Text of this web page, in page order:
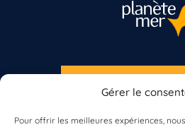
Gérer le
Pour offrir les meilleures expériences,
S'INSCRIRE À LA
Vous n’êtes pas encore